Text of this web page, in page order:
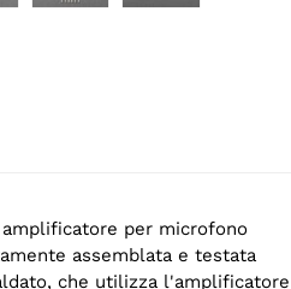
per microfono
assemblata e testata
che utilizza l'amplificatore